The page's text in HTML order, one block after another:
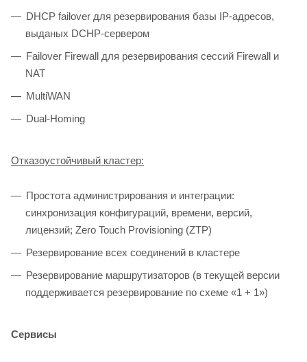
DHCP failover для резервирования базы IP-адресов,
выданых DCHP-сервером
Failover Firewall для резервирования сессий Firewall и
NAT
MultiWAN
Dual-Homing
Отказоустойчивый кластер:
Простота администрирования и интеграции:
синхронизация конфигураций, времени, версий,
лицензий; Zero Touch Provisioning (ZTP)
Резервирование всех соединений в кластере
Резервирование маршрутизаторов (в текущей версии
поддерживается резервирование по схеме «1 + 1»)
Сервисы